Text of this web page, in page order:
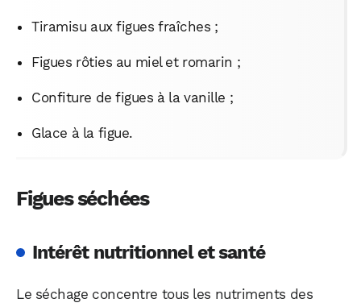
Tiramisu aux figues fraîches ;
Figues rôties au miel et romarin ;
Confiture de figues à la vanille ;
Glace à la figue.
Figues séchées
Intérêt nutritionnel et santé
Le séchage concentre tous les nutriments des